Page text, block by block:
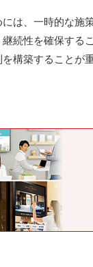
は、一時的な施
続性を確保する
構築することが